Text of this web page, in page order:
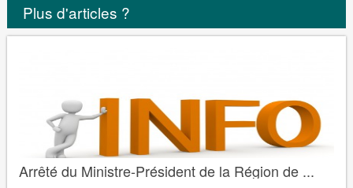
Plus d'articles ?
Arrêté du Ministre-Président de la Région de ...